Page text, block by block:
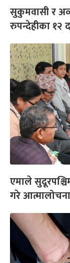
सुकुमवासी र
रुपन्देहीका १२
एमाले
गरे आत्मालोचना